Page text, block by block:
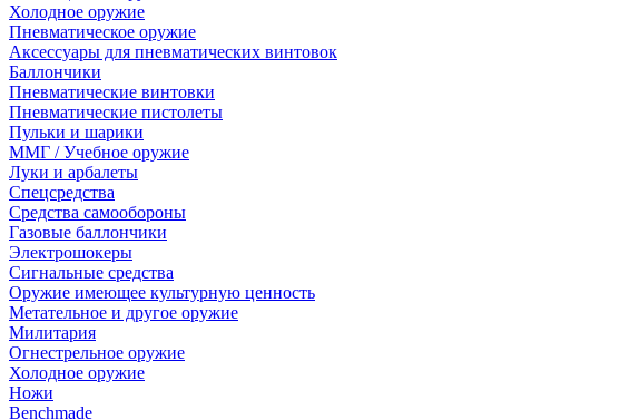
Холодное оружие
Пневматическое оружие
Аксессуары для пневматических винтовок
Баллончики
Пневматические винтовки
Пневматические пистолеты
Пульки и шарики
ММГ / Учебное оружие
Луки и арбалеты
Спецсредства
Средства самообороны
Газовые баллончики
Электрошокеры
Сигнальные средства
Оружие имеющее культурную ценность
Метательное и другое оружие
Милитария
Огнестрельное оружие
Холодное оружие
Ножи
Benchmade